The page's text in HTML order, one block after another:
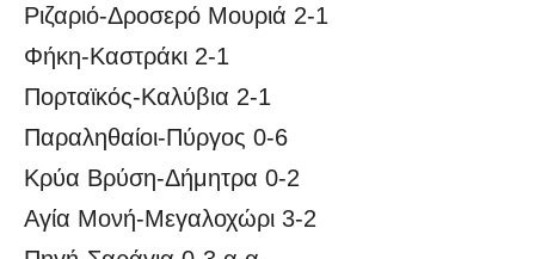
Ριζαριό-Δροσερό Μουριά 2-1
Φήκη-Καστράκι 2-1
Πορταϊκός-Καλύβια 2-1
Παραληθαίοι-Πύργος 0-6
Κρύα Βρύση-Δήμητρα 0-2
Αγία Μονή-Μεγαλοχώρι 3-2